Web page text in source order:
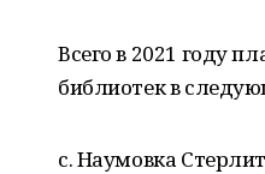
Всего в 2021 году
библиотек в
с. Наумовка